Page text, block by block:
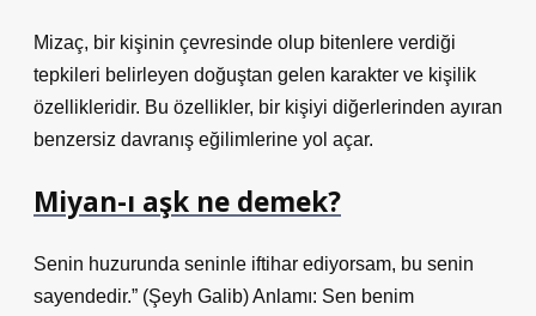
Mizaç, bir kişinin çevresinde olup bitenlere verdiği
tepkileri belirleyen doğuştan gelen karakter ve kişilik
özellikleridir. Bu özellikler, bir kişiyi diğerlerinden ayıran
benzersiz davranış eğilimlerine yol açar.
Miyan-ı aşk ne demek?
Senin huzurunda seninle iftihar ediyorsam, bu senin
sayendedir.” (Şeyh Galib) Anlamı: Sen benim